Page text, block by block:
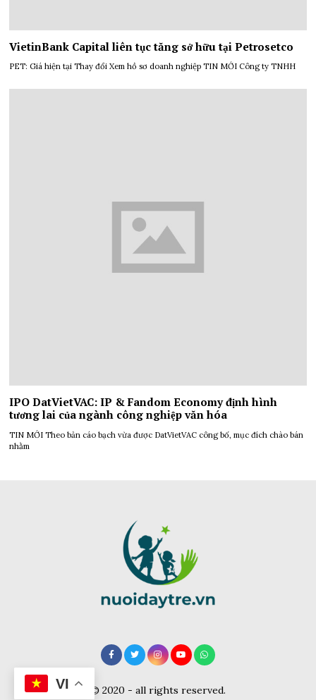
VietinBank Capital liên tục tăng sở hữu tại Petrosetco
PET: Giá hiện tại Thay đổi Xem hồ sơ doanh nghiệp TIN MỚI Công ty TNHH
IPO DatVietVAC: IP & Fandom Economy định hình
tương lai của ngành công nghiệp văn hóa
TIN MỚI Theo bản cáo bạch vừa được DatVietVAC công bố, mục đích chào bán
nhằm
© 2020 - all rights reserved.
VI